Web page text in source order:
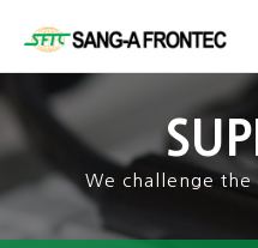
We challenge the